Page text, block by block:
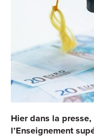
Hier dans la
l’Enseignement